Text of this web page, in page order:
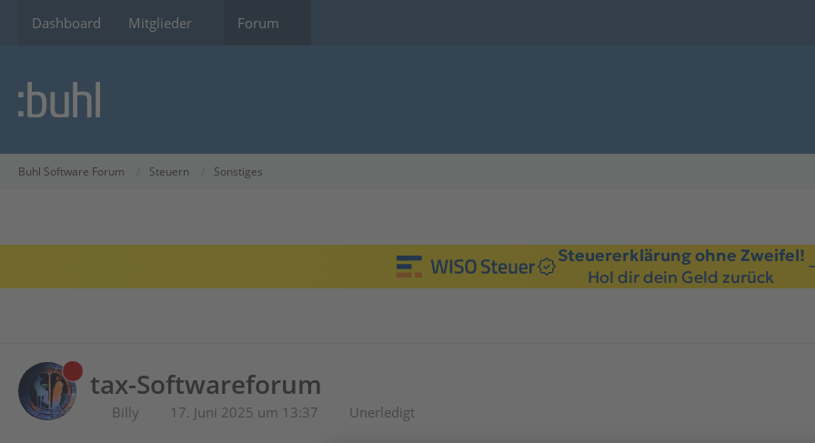
Dashboard Mitglieder Forum
Buhl Software Forum Steuern Sonstiges
Steuererklärung ohne Zweifel!
Hol dir dein Geld zurück
tax-Softwareforum
Billy 17. Juni 2025 um 13:37 Unerledigt